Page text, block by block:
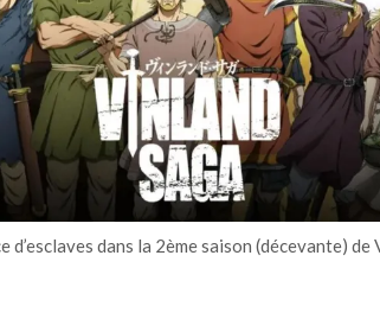
d’esclaves dans la 2ème saison (décevante) de